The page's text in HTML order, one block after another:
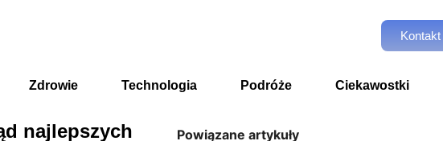
Kontakt
Zdrowie Technologia Podróże Ciekawostki
najlepszych
Powiązane artykuły